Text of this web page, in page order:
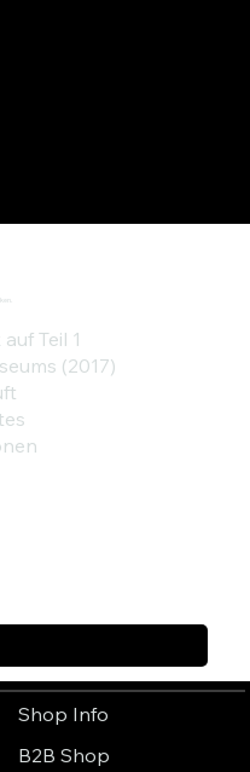
Teil 1
(2017)
Shop Info
B2B Shop